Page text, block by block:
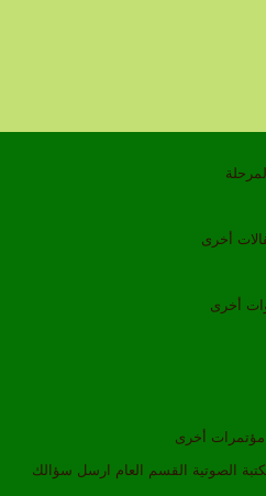
أخرى
أخرى
مؤتمرات أخرى
الصوتية القسم العام ارسل سؤالك